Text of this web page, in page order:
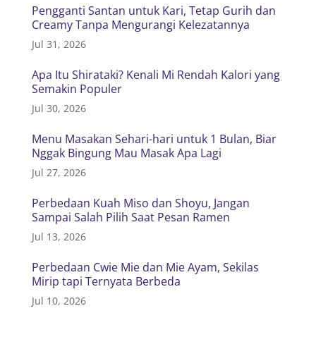
Pengganti Santan untuk Kari, Tetap Gurih dan
Creamy Tanpa Mengurangi Kelezatannya
Jul 31, 2026
Apa Itu Shirataki? Kenali Mi Rendah Kalori yang
Semakin Populer
Jul 30, 2026
Menu Masakan Sehari-hari untuk 1 Bulan, Biar
Nggak Bingung Mau Masak Apa Lagi
Jul 27, 2026
Perbedaan Kuah Miso dan Shoyu, Jangan
Sampai Salah Pilih Saat Pesan Ramen
Jul 13, 2026
Perbedaan Cwie Mie dan Mie Ayam, Sekilas
Mirip tapi Ternyata Berbeda
Jul 10, 2026